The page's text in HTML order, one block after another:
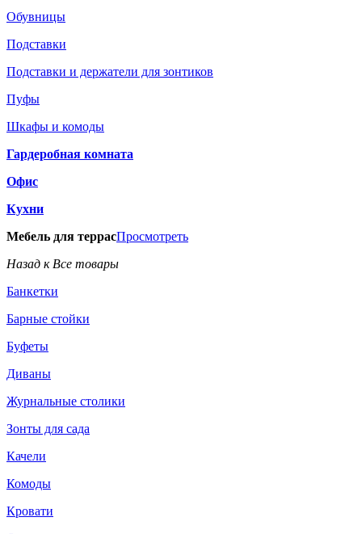
Обувницы
Подставки
Подставки и держатели для зонтиков
Пуфы
Шкафы и комоды
Гардеробная комната
Офис
Кухни
Мебель для террасПросмотреть
Назад к Все товары
Банкетки
Барные стойки
Буфеты
Диваны
Журнальные столики
Зонты для сада
Качели
Комоды
Кровати